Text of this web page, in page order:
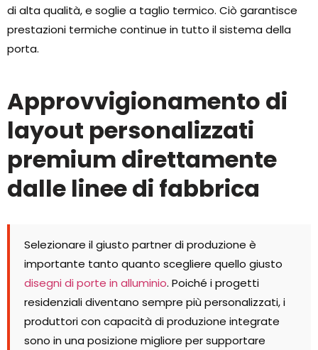
di alta qualità, e soglie a taglio termico. Ciò garantisce
prestazioni termiche continue in tutto il sistema della
porta.
Approvvigionamento di
layout personalizzati
premium direttamente
dalle linee di fabbrica
Selezionare il giusto partner di produzione è
importante tanto quanto scegliere quello giusto
disegni di porte in alluminio. Poiché i progetti
residenziali diventano sempre più personalizzati, i
produttori con capacità di produzione integrate
sono in una posizione migliore per supportare